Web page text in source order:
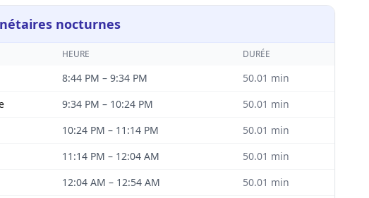
nocturnes
HEURE DURÉE
8:44 PM – 9:34 PM 50.01 min
9:34 PM – 10:24 PM 50.01 min
10:24 PM – 11:14 PM 50.01 min
11:14 PM – 12:04 AM 50.01 min
12:04 AM – 12:54 AM 50.01 min